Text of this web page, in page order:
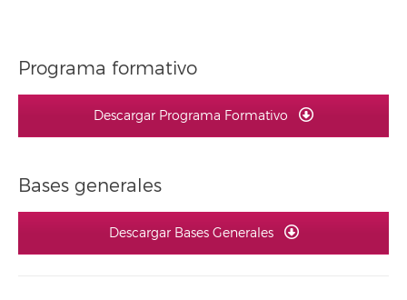
Programa formativo
Descargar Programa Formativo
Bases generales
Descargar Bases Generales